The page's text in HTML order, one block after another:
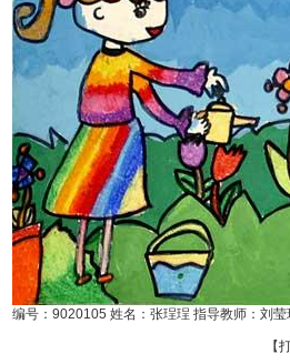
编号：9020105 姓名：张珵珵 指导教师：刘
【